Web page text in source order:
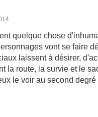
quelque chose
vont se faire
laissent à désirer,
la route, la survie et le
le voir au second degré